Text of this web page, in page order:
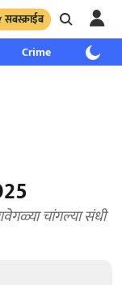
सबस्क्राईब
Crime साप्ताहिक
चांगल्या संधी